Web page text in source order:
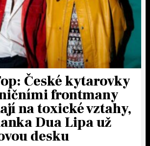
České kytarovky
frontmany
na toxické vztahy,
Dua Lipa už
desku